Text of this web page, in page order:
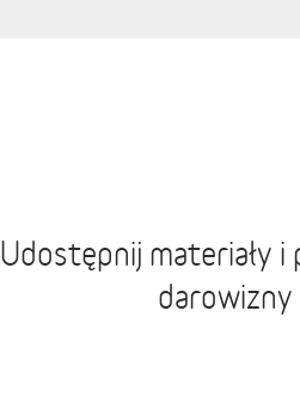
Udostępnij materiały